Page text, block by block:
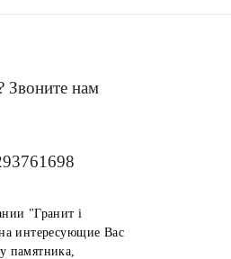
Звоните нам
"Гранит i
интересующие Вас
памятника,